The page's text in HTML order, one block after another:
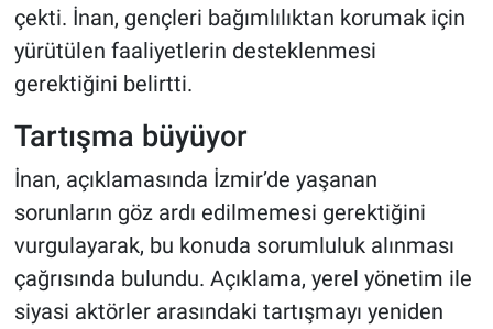
çekti. İnan, gençleri bağımlılıktan korumak için
yürütülen faaliyetlerin desteklenmesi
gerektiğini belirtti.
Tartışma büyüyor
İnan, açıklamasında İzmir’de yaşanan
sorunların göz ardı edilmemesi gerektiğini
vurgulayarak, bu konuda sorumluluk alınması
çağrısında bulundu. Açıklama, yerel yönetim ile
siyasi aktörler arasındaki tartışmayı yeniden